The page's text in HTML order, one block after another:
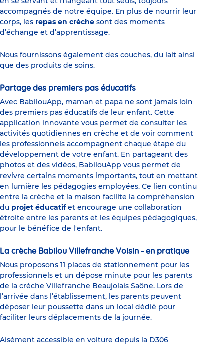
accompagnés de notre équipe. En plus de nourrir leur
corps, les repas en crèche sont des moments
d’échange et d’apprentissage.
Nous fournissons également des couches, du lait ainsi
que des produits de soins.
Partage des premiers pas éducatifs
Avec BabilouApp, maman et papa ne sont jamais loin
des premiers pas éducatifs de leur enfant. Cette
application innovante vous permet de consulter les
activités quotidiennes en crèche et de voir comment
les professionnels accompagnent chaque étape du
développement de votre enfant. En partageant des
photos et des vidéos, BabilouApp vous permet de
revivre certains moments importants, tout en mettant
en lumière les pédagogies employées. Ce lien continu
entre la crèche et la maison facilite la compréhension
du projet éducatifet encourage une collaboration
étroite entre les parents et les équipes pédagogiques,
pour le bénéfice de l'enfant.
La crèche Babilou Villefranche Voisin - en pratique
Nous proposons 11 places de stationnement pour les
professionnels et un dépose minute pour les parents
de la crèche Villefranche Beaujolais Saône. Lors de
l’arrivée dans l’établissement, les parents peuvent
déposer leur poussette dans un local dédié pour
faciliter leurs déplacements de la journée.
Aisément accessible en voiture depuis la D306